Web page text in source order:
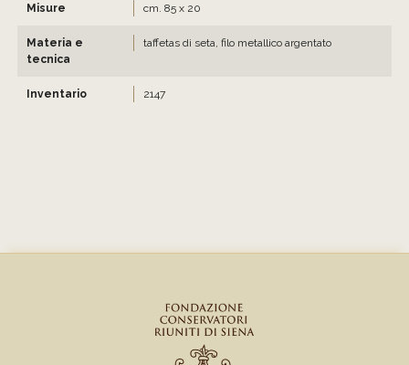
Misure cm. 85 x 20
Materia e
tecnica
taffetas di seta, filo metallico argentato
Inventario 2147